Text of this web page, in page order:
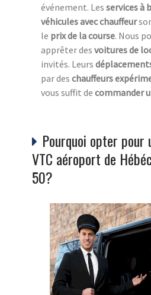
événement. Les services à
véhicules avec chauffeur
le prix de la course. Nous
apprêter des voitures de
invités. Leurs
par des chauffeurs
vous suffit de commander
Pourquoi opter pour
VTC aéroport de
50?